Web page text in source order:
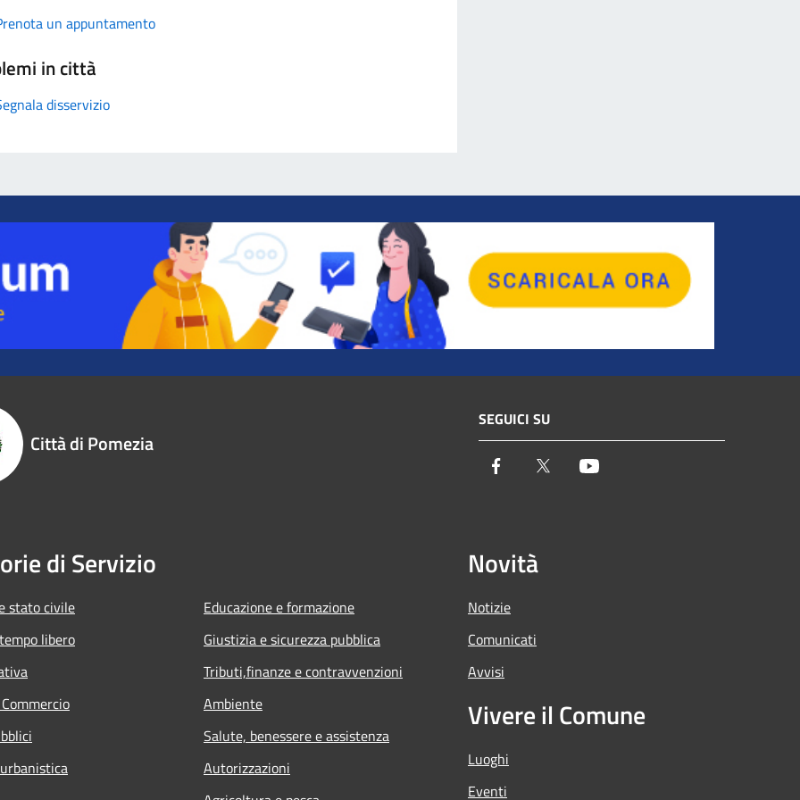
un appuntamento
in città
disservizio
Città di Pomezia
SEGUICI SU
Facebook Twitter
di Servizio
stato civile
libero
Educazione e formazione
Giustizia e sicurezza pubblica
Tributi,finanze e contravvenzioni
Ambiente
Salute, benessere e assistenza
Autorizzazioni
Novità
Notizie
Comunicati
Avvisi
Vivere il Comune
Luoghi
Eventi